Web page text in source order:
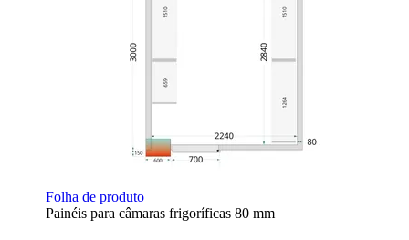
Folha de produto
Painéis para câmaras frigoríficas 80 mm